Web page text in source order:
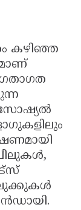
കഴിഞ്ഞ